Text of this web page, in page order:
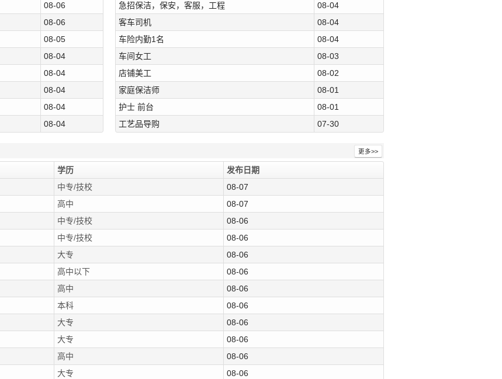
08-06
08-06
08-05
08-04
08-04
08-04
08-04
08-04
急招保洁，保安，客服，工程
08-04
客车司机
08-04
车险内勤1名
08-04
车间女工
08-03
店铺美工
08-02
家庭保洁师
08-01
护士 前台
08-01
工艺品导购
07-30
更多>>
学历
发布日期
中专/技校
08-07
高中
08-07
中专/技校
08-06
中专/技校
08-06
大专
08-06
高中以下
08-06
高中
08-06
本科
08-06
大专
08-06
大专
08-06
高中
08-06
大专 08-06